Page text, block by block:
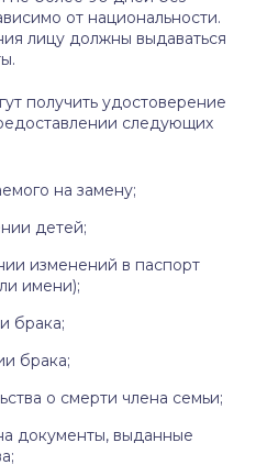
от национальности.
лицу должны выдаваться
получить удостоверение
следующих
на замену;
детей;
изменений в паспорт
имени);
брака;
брака;
о смерти члена семьи;
документы, выданные